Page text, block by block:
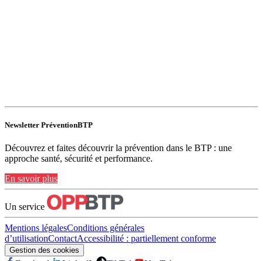
Newsletter PréventionBTP
Découvrez et faites découvrir la prévention dans le BTP : une
approche santé, sécurité et performance.
En savoir plus
Un service
Mentions légalesConditions générales
d’utilisationContactAccessibilité : partiellement conforme
Gestion des cookies